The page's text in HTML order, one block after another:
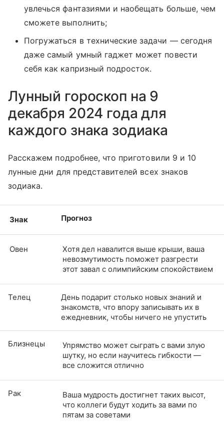
увлечься фантазиями и наобещать больше, чем
сможете выполнить;
Погружаться в технические задачи — сегодня
даже самый умный гаджет может повести
себя как капризный подросток.
Лунный гороскоп на 9
декабря 2024 года для
каждого знака зодиака
Расскажем подробнее, что приготовили 9 и 10
лунные дни для представителей всех знаков
зодиака.
Знак Прогноз
Овен
Хотя дел навалится выше крыши, ваша
невозмутимость поможет разгрести
этот завал с олимпийским спокойствием
Телец
День подарит столько новых знаний и
знакомств, что впору записывать их в
ежедневник, чтобы ничего не упустить
Близнецы
Упрямство может сыграть с вами злую
шутку, но если научитесь гибкости —
все сложится отлично
Рак
Ваша мудрость достигнет таких высот,
что коллеги будут ходить за вами по
пятам за советами